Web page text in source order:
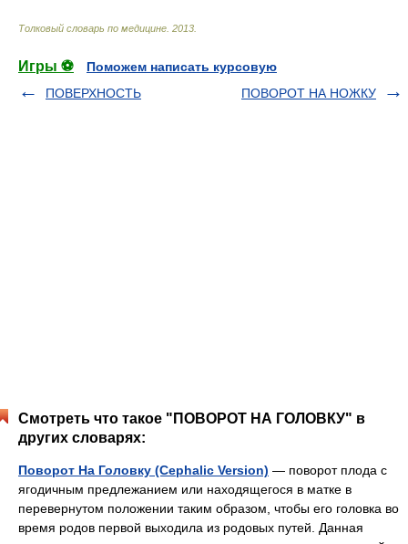
Толковый словарь по медицине 2013
Игры ⚽
Поможем написать курсовую
ПОВЕРХНОСТЬ
ПОВОРОТ НА НОЖКУ
Смотреть что такое "ПОВОРОТ НА ГОЛОВКУ" в
других словарях:
Поворот На Головку (Cephalic Version) — поворот плода с
ягодичным предлежанием или находящегося в матке в
перевернутом положении таким образом, чтобы его головка во
время родов первой выходила из родовых путей. Данная